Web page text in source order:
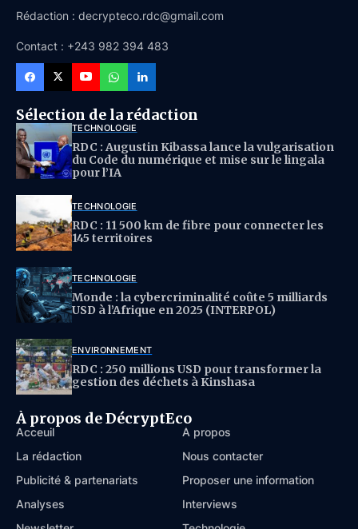
Rédaction : decrypteco.rdc@gmail.com
Contact : +243 982 394 483
Sélection de la rédaction
TECHNOLOGIE
RDC : Augustin Kibassa lance la vulgarisation
du Code du numérique et mise sur le lingala
pour l’IA
TECHNOLOGIE
RDC : 11 500 km de fibre pour connecter les
145 territoires
TECHNOLOGIE
Monde : la cybercriminalité coûte 5 milliards
USD à l’Afrique en 2025 (INTERPOL)
ENVIRONNEMENT
RDC : 250 millions USD pour transformer la
gestion des déchets à Kinshasa
À propos de DécryptEco
Acceuil
À propos
La rédaction
Nous contacter
Publicité & partenariats
Proposer une information
Analyses
Interviews